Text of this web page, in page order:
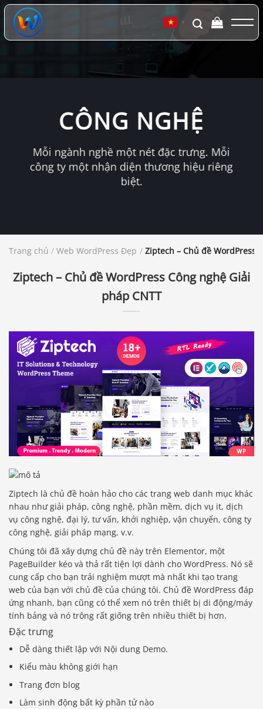
Chuyển
đến
dung
▼
CÔNG NGHỆ
Mỗi ngành nghề một nét đặc trưng. Mỗi
công ty một nhận diện thương hiệu riêng
biệt.
Trang chủ / Web WordPress Đẹp / Ziptech – Chủ đề WordPress
Ziptech – Chủ đề WordPress Công nghệ Giải
pháp CNTT
Ziptech là chủ đề hoàn hảo cho các trang web danh mục khác
nhau như giải pháp, công nghệ, phần mềm, dịch vụ it, dịch
vụ công nghệ, đại lý, tư vấn, khởi nghiệp, vận chuyển, công ty
công nghệ, giải pháp mạng, v.v.
Chúng tôi đã xây dựng chủ đề này trên Elementor, một
PageBuilder kéo và thả rất tiện lợi dành cho WordPress. Nó sẽ
cung cấp cho bạn trải nghiệm mượt mà nhất khi tạo trang
web của bạn với chủ đề của chúng tôi. Chủ đề WordPress đáp
ứng nhanh, bạn cũng có thể xem nó trên thiết bị di động/máy
tính bảng và nó trông rất giống trên nhiều thiết bị hơn.
Đặc trưng
Dễ dàng thiết lập với Nội dung Demo.
Kiểu màu không giới hạn
Trang đơn blog
Làm sinh động bất kỳ phần tử nào